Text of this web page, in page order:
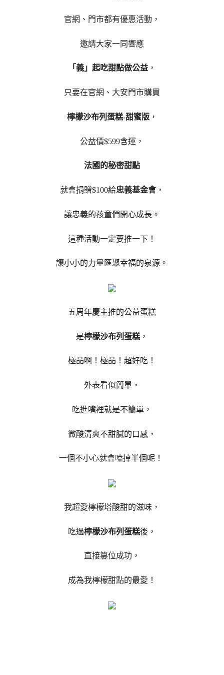
官網、門市都有優惠活動，
邀請大家一同響應
「義」起吃甜點做公益 ，
只要在官網、大安門市購買
檸檬沙布列蛋糕-甜蜜版，
公益價$599含運，
法國的秘密甜點
就會捐贈$100給忠義基金會，
讓忠義的孩童們開心成長。
這種活動一定要推一下！
讓小小的力量匯聚幸福的泉源。
五周年慶主推的公益蛋糕
是檸檬沙布列蛋糕 ，
極品啊！極品！超好吃！
外表看似簡單，
吃進嘴裡就是不簡單，
微酸清爽不甜膩的口感，
一個不小心就會嗑掉半個呢！
我超愛檸檬塔酸甜的滋味，
吃過檸檬沙布列蛋糕後，
直接篡位成功，
成為我檸檬甜點的最愛！